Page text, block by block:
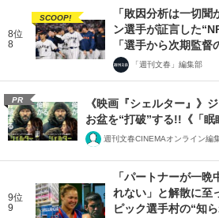
8位
8
SCOOP!
「敗因分析は一切
ン選手が証言した
「選手から次期監督
「週刊文春」編集部
PR
《映画『シェルター』》
お盆を“打破”する!!《「眠
週刊文春CINEMAオンライン編
9位
9
「パートナーが一
れない」と解散に
ピック選手村の“知